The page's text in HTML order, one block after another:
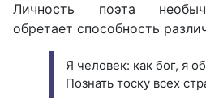
Личность поэта
обретает способность
Я человек: как бог, я
Познать тоску всех